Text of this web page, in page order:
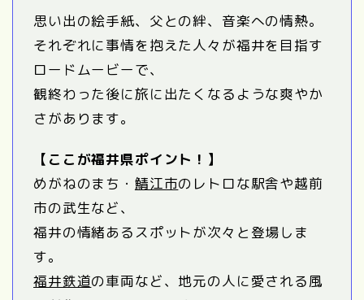
思い出の絵手紙、父との絆、音楽への情熱。
それぞれに事情を抱えた人々が福井を目指す
ロードムービーで、
観終わった後に旅に出たくなるような爽やか
さがあります。
【ここが福井県ポイント！】
めがねのまち・ 鯖江市のレトロな駅舎や越前
市の武生など、
福井の情緒あるスポットが次々と登場しま
す。
福井鉄道の車両など、地元の人に愛される風